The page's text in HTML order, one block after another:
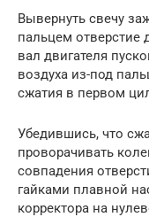
Вывернуть свечу
пальцем отверстие
вал двигателя
воздуха из-под
сжатия в первом
Убедившись, что
проворачивать
совпадения
гайками плавной
корректора на